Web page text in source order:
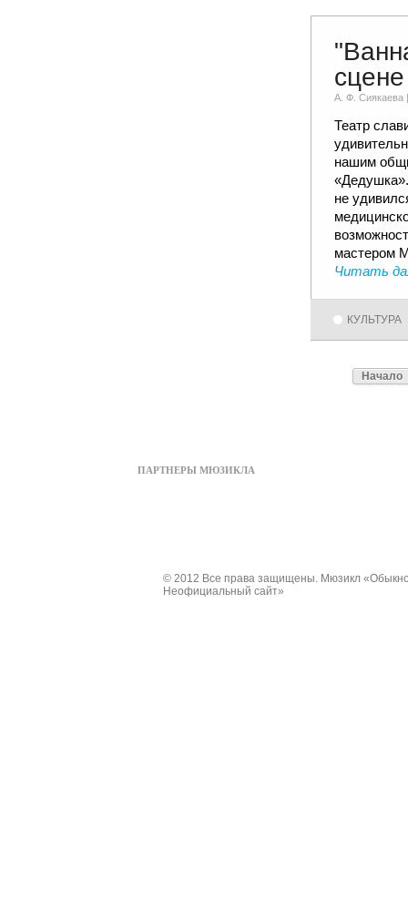
А. Ф. Сиякаевa
Театр
нашим
не
мастером
Читать
КУЛЬТУРА
Начало
ПАРТНЕРЫ МЮЗИКЛА
© 2012 Все права защищены. Мюзикл
Неофициальный сайт»